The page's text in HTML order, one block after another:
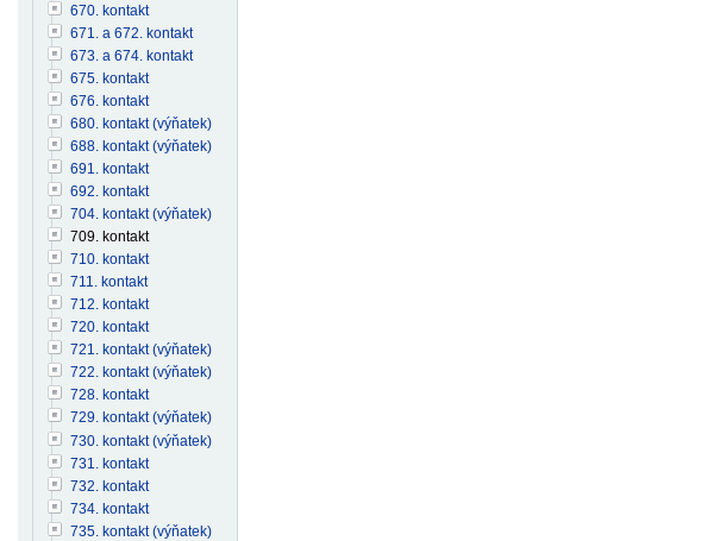
670. kontakt
671. a 672. kontakt
673. a 674. kontakt
675. kontakt
676. kontakt
680. kontakt (výňatek)
688. kontakt (výňatek)
691. kontakt
692. kontakt
704. kontakt (výňatek)
709. kontakt
710. kontakt
711. kontakt
712. kontakt
720. kontakt
721. kontakt (výňatek)
722. kontakt (výňatek)
728. kontakt
729. kontakt (výňatek)
730. kontakt (výňatek)
731. kontakt
732. kontakt
734. kontakt
735. kontakt (výňatek)